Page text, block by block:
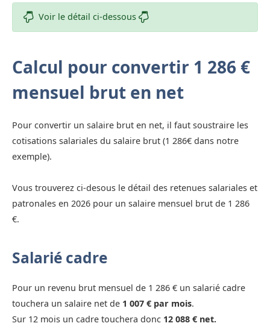
Voir le détail ci-dessous
Calcul pour convertir 1 286 €
mensuel brut en net
Pour convertir un salaire brut en net, il faut soustraire les
cotisations salariales du salaire brut (1 286€ dans notre
exemple).
Vous trouverez ci-desous le détail des retenues salariales et
patronales en 2026 pour un salaire mensuel brut de 1 286
€.
Salarié cadre
Pour un revenu brut mensuel de 1 286 € un salarié cadre
touchera un salaire net de 1 007 € par mois.
Sur 12 mois un cadre touchera donc 12 088 € net.